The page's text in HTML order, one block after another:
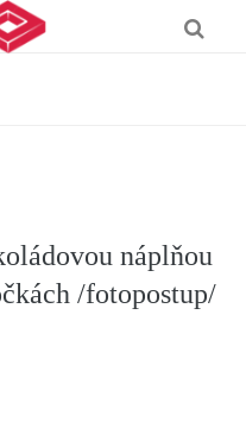
náplňou
/fotopostup/